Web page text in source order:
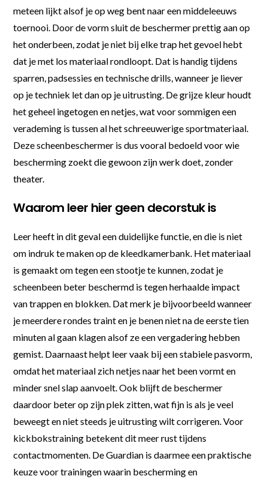
meteen lijkt alsof je op weg bent naar een middeleeuws
toernooi. Door de vorm sluit de beschermer prettig aan op
het onderbeen, zodat je niet bij elke trap het gevoel hebt
dat je met los materiaal rondloopt. Dat is handig tijdens
sparren, padsessies en technische drills, wanneer je liever
op je techniek let dan op je uitrusting. De grijze kleur houdt
het geheel ingetogen en netjes, wat voor sommigen een
verademing is tussen al het schreeuwerige sportmateriaal.
Deze scheenbeschermer is dus vooral bedoeld voor wie
bescherming zoekt die gewoon zijn werk doet, zonder
theater.
Waarom leer hier geen decorstuk is
Leer heeft in dit geval een duidelijke functie, en die is niet
om indruk te maken op de kleedkamerbank. Het materiaal
is gemaakt om tegen een stootje te kunnen, zodat je
scheenbeen beter beschermd is tegen herhaalde impact
van trappen en blokken. Dat merk je bijvoorbeeld wanneer
je meerdere rondes traint en je benen niet na de eerste tien
minuten al gaan klagen alsof ze een vergadering hebben
gemist. Daarnaast helpt leer vaak bij een stabiele pasvorm,
omdat het materiaal zich netjes naar het been vormt en
minder snel slap aanvoelt. Ook blijft de beschermer
daardoor beter op zijn plek zitten, wat fijn is als je veel
beweegt en niet steeds je uitrusting wilt corrigeren. Voor
kickbokstraining betekent dit meer rust tijdens
contactmomenten. De Guardian is daarmee een praktische
keuze voor trainingen waarin bescherming en